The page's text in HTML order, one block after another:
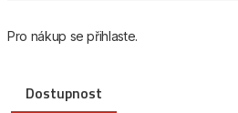
Pro nákup se přihlaste.
Dostupnost